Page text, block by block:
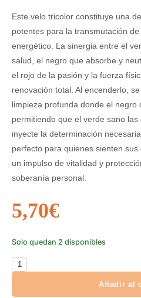
Este velo tricolor constituye una
potentes para la transmutación
energético. La sinergia entre el
salud, el negro que absorbe y
el rojo de la pasión y la fuerza
renovación total. Al encenderlo,
limpieza profunda donde el negro
permitiendo que el verde sano
inyecte la determinación
perfecto para quienes sienten
un impulso de vitalidad y
soberanía personal.
5,70€
Solo quedan 2 disponibles
Añadir al